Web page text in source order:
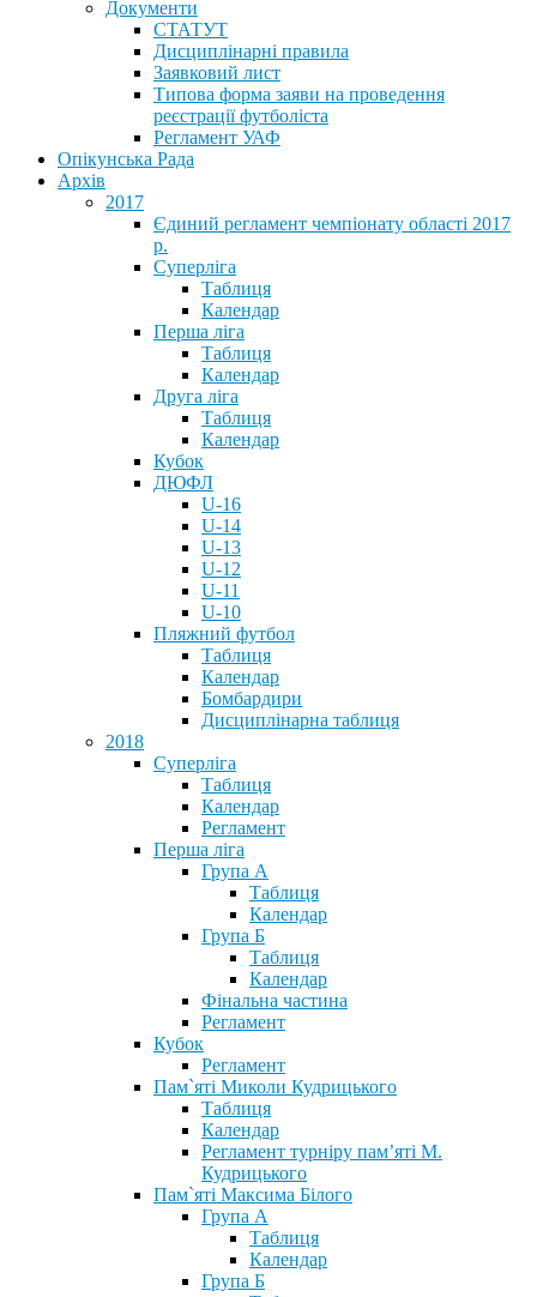
Документи
СТАТУТ
Дисциплінарні правила
Заявковий лист
Типова форма заяви на проведення
реєстрації футболіста
Регламент УАФ
Опікунська Рада
Архів
2017
Єдиний регламент чемпіонату області 2017
р.
Суперліга
Таблиця
Календар
Перша ліга
Таблиця
Календар
Друга ліга
Таблиця
Календар
Кубок
ДЮФЛ
U-16
U-14
U-13
U-12
U-11
U-10
Пляжний футбол
Таблиця
Календар
Бомбардири
Дисциплінарна таблиця
2018
Суперліга
Таблиця
Календар
Регламент
Перша ліга
Група А
Таблиця
Календар
Група Б
Таблиця
Календар
Фінальна частина
Регламент
Кубок
Регламент
Пам`яті Миколи Кудрицького
Таблиця
Календар
Регламент турніру пам’яті М.
Кудрицького
Пам`яті Максима Білого
Група А
Таблиця
Календар
Група Б